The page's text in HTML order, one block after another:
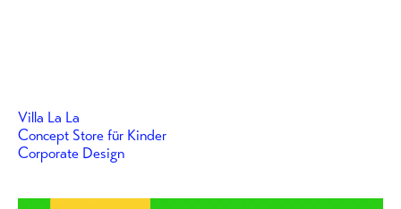
Villa La La
Concept Store für Kinder
Corporate Design